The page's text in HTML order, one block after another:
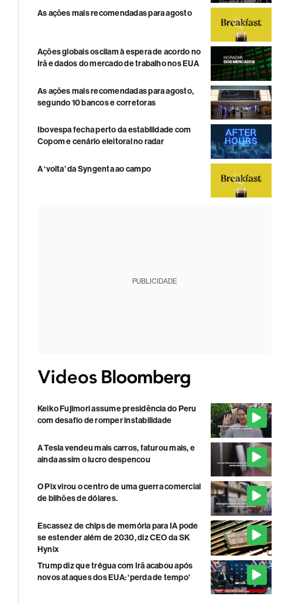
As ações mais recomendadas para agosto
Ações globais oscilam à espera de acordo no
Irã e dados do mercado de trabalho nos EUA
As ações mais recomendadas para agosto,
segundo 10 bancos e corretoras
Ibovespa fecha perto da estabilidade com
Copom e cenário eleitoral no radar
A ‘volta’ da Syngenta ao campo
PUBLICIDADE
Keiko Fujimori assume presidência do Peru
com desafio de romper instabilidade
A Tesla vendeu mais carros, faturou mais, e
ainda assim o lucro despencou
O Pix virou o centro de uma guerra comercial
de bilhões de dólares.
Escassez de chips de memória para IA pode
se estender além de 2030, diz CEO da SK
Hynix
Trump diz que trégua com Irã acabou após
novos ataques dos EUA: ‘perda de tempo'